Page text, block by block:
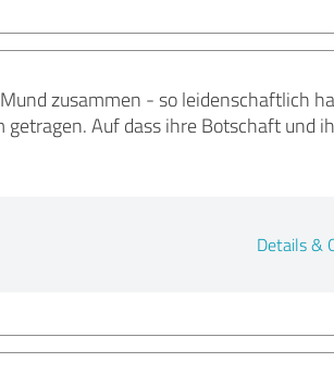
zusammen - so leidenschaftlich
Auf dass ihre Botschaft und
Details &